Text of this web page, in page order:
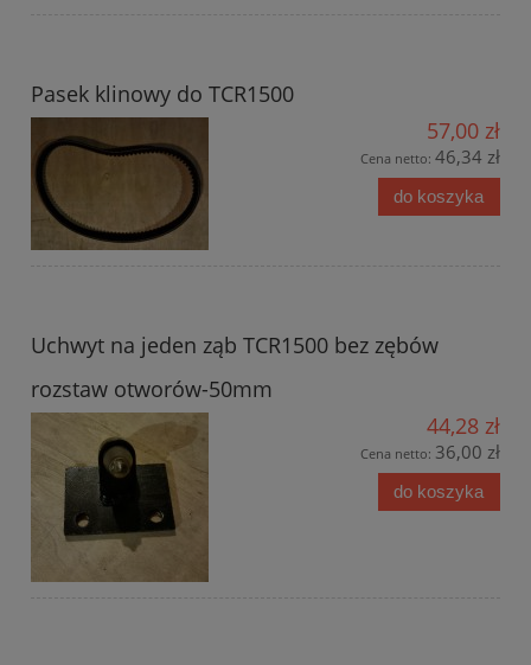
Pasek klinowy do TCR1500
57,00 zł
Cena netto: 46,34 zł
do koszyka
Uchwyt na jeden ząb TCR1500 bez zębów
rozstaw otworów-50mm
44,28 zł
Cena netto: 36,00 zł
do koszyka